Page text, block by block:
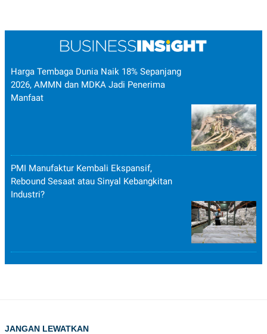
Harga Tembaga Dunia Naik 18% Sepanjang
2026, AMMN dan MDKA Jadi Penerima
Manfaat
PMI Manufaktur Kembali Ekspansif,
Rebound Sesaat atau Sinyal Kebangkitan
Industri?
JANGAN LEWATKAN